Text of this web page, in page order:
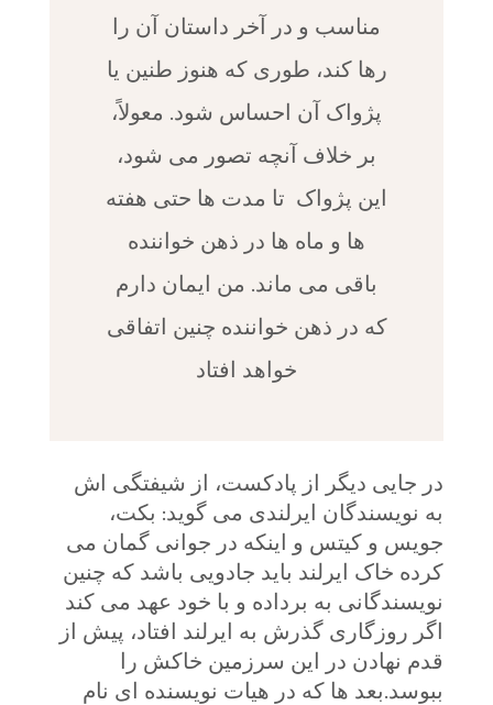
مناسب و در آخر داستان آن را
رها کند، طوری که هنوز طنین یا
پژواک آن احساس شود. معولاً،
بر خلاف آنچه تصور می شود،
این پژواک تا مدت ها حتی هفته
ها و ماه ها در ذهن خواننده
باقی می ماند. من ایمان دارم
که در ذهن خواننده چنین اتفاقی
خواهد افتاد
به نویسندگان ایرلندی می گوید: بکت،
جویس و کیتس و اینکه در جوانی گمان می
کرده خاک ایرلند باید جادویی باشد که چنین
نویسندگانی به برداده و با خود عهد می کند
اگر روزگاری گذرش به ایرلند افتاد، پیش از
قدم نهادن در این سرزمین خاکش را
ببوسد.بعد ها که در هیات نویسنده ای نام